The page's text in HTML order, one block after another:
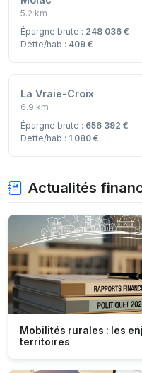
5.2 km
Épargne brute : 248 036 €
Dette/hab : 409 €
La Vraie-Croix
6.9 km
Épargne brute : 656 392 €
Dette/hab : 1 080 €
Actualités
Mobilités rurales : les
territoires